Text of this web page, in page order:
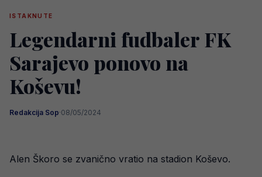
ISTAKNUTE
Legendarni fudbaler FK
Sarajevo ponovo na
Koševu!
Redakcija Sop·08/05/2024
Alen Škoro se zvanično vratio na stadion Koševo.